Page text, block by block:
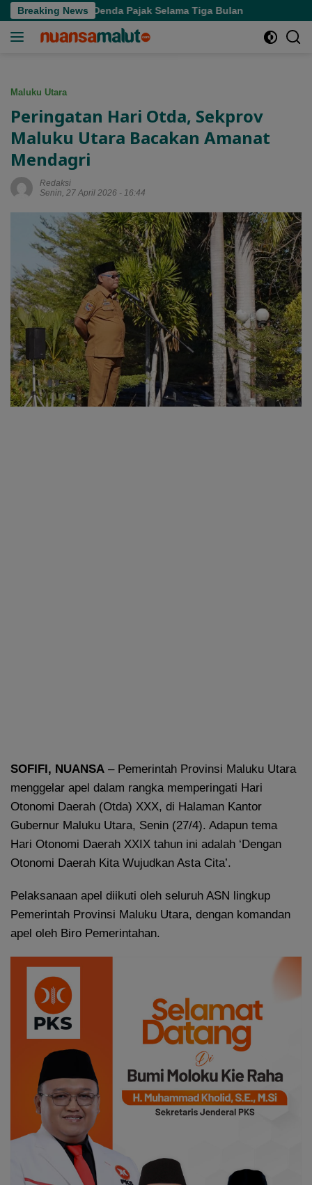
Langsung
ke
Breaking News
Hapus Denda Pajak Selama Tiga Bulan
Maluku Utara
Peringatan Hari Otda, Sekprov
Maluku Utara Bacakan Amanat
Mendagri
Redaksi
Senin, 27 April 2026 - 16:44
SOFIFI, NUANSA – Pemerintah Provinsi Maluku Utara
menggelar apel dalam rangka memperingati Hari
Otonomi Daerah (Otda) XXX, di Halaman Kantor
Gubernur Maluku Utara, Senin (27/4). Adapun tema
Hari Otonomi Daerah XXIX tahun ini adalah ‘Dengan
Otonomi Daerah Kita Wujudkan Asta Cita’.
Pelaksanaan apel diikuti oleh seluruh ASN lingkup
Pemerintah Provinsi Maluku Utara, dengan komandan
apel oleh Biro Pemerintahan.